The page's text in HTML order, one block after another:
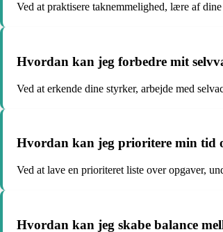
Ved at praktisere taknemmelighed, lære af
Hvordan kan jeg forbedre mit
Ved at erkende dine styrker, arbejde med
Hvordan kan jeg prioritere min tid
Ved at lave en prioriteret liste over opgaver,
Hvordan kan jeg skabe balance